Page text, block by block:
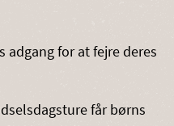
adgang for at fejre deres
får børns